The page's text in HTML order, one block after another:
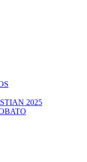
2025